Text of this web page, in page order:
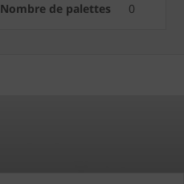
Nombre de palettes
0